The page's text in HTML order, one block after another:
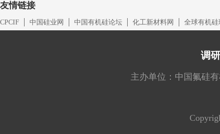
友情链接
CPCIF 中国硅业网 中国有机硅论坛 化工新材料网 全球有机硅
调
主办单位：中国氟硅